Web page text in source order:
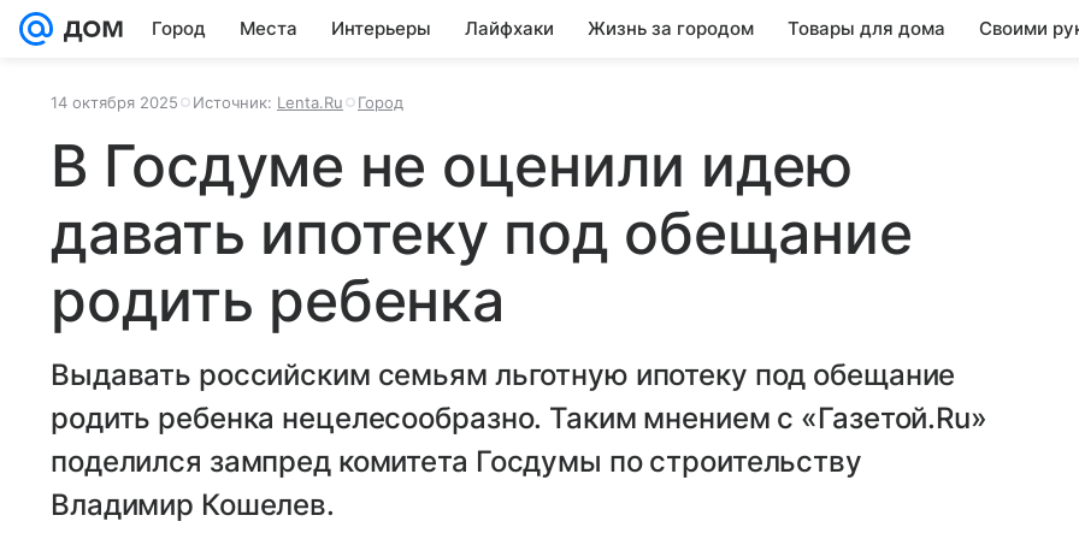
Город Места Интерьеры Лайфхаки Жизнь за городом Товары для дома Своими
14 октября 2025 Источник: Lenta.Ru Город
В Госдуме не оценили идею
давать ипотеку под обещание
родить ребенка
Выдавать российским семьям льготную ипотеку под обещание
родить ребенка нецелесообразно. Таким мнением с «Газетой.Ru»
поделился зампред комитета Госдумы по строительству
Владимир Кошелев.